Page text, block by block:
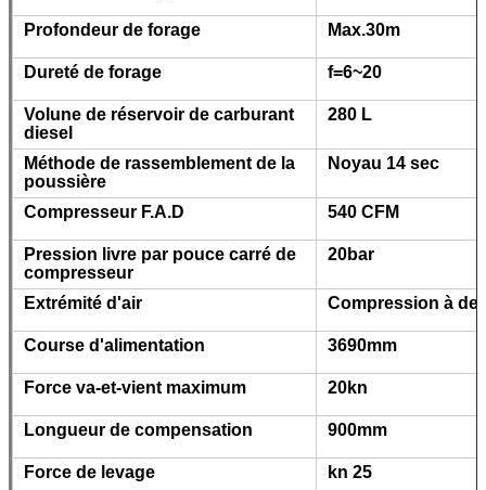
Profondeur de forage Max.30m
Dureté de forage f=6~20
Volune de réservoir de carburant
diesel
280 L
Méthode de rassemblement de la
poussière
Noyau 14 sec
Compresseur F.A.D 540 CFM
Pression livre par pouce carré de
compresseur
20bar
Extrémité d'air Compression à
Course d'alimentation 3690mm
Force va-et-vient maximum 20kn
Longueur de compensation 900mm
Force de levage kn 25